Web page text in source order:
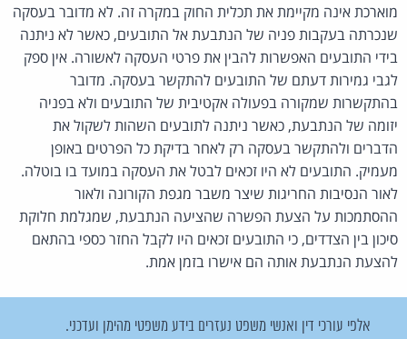
מוארכת אינה מקיימת את תכלית החוק במקרה זה. לא מדובר בעסקה
שנכרתה בעקבות פניה של הנתבעת אל התובעים, כאשר לא ניתנה
בידי התובעים האפשרות להבין את פרטי העסקה לאשורה. אין ספק
לגבי גמירות דעתם של התובעים להתקשר בעסקה. מדובר
בהתקשרות שמקורה בפעולה אקטיבית של התובעים ולא בפניה
יזומה של הנתבעת, כאשר ניתנה לתובעים השהות לשקול את
הדברים ולהתקשר בעסקה רק לאחר בדיקת כל הפרטים באופן
מעמיק. התובעים לא היו זכאים לבטל את העסקה במועד בו בוטלה.
לאור הנסיבות החריגות שיצר משבר מגפת הקורונה ולאור
ההסתמכות על הצעת הפשרה שהציעה הנתבעת, שמגלמת חלוקת
סיכון בין הצדדים, כי התובעים זכאים היו לקבל החזר כספי בהתאם
להצעת הנתבעת אותה הם אישרו בזמן אמת.
אלפי עורכי דין ואנשי משפט נעזרים בידע משפטי מהימן ועדכני.